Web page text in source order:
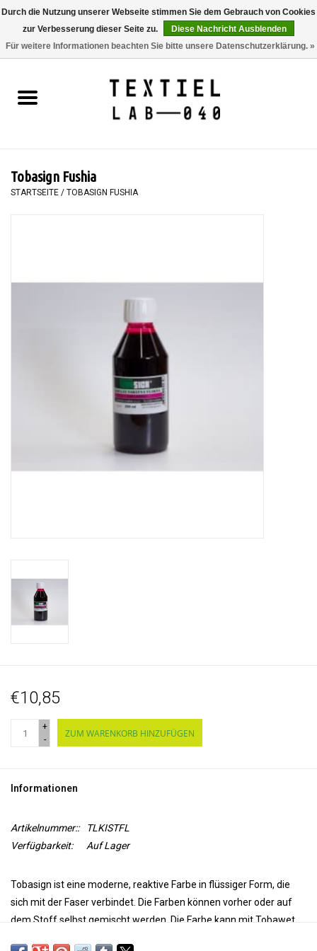
0 Artikel - €0,00
BÜCHER
MALEN
Tobasign Fushia
STARTSEITE / TOBASIGN FUSHIA
€10,85
+
-
ZUM WARENKORB HINZUFÜGEN
Informationen
Artikelnummer::
TLKISTFL
Verfügbarkeit:
Auf Lager
Tobasign ist eine moderne, reaktive Farbe in flüssiger Form, die
sich mit der Faser verbindet. Die Farben können vorher oder auf
dem Stoff selbst gemischt werden. Die Farbe kann mit Tobawet
Durch die Nutzung unserer Webseite stimmen Sie dem Gebrauch von Cookies
zur Verbesserung dieser Seite zu.
Diese Nachricht Ausblenden
Für weitere Informationen beachten Sie bitte unsere Datenschutzerklärung. »